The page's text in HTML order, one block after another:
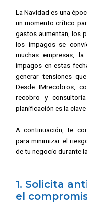
La Navidad es una
un momento crítico
gastos aumentan, los
los impagos se
muchas empresas,
impagos en estas
generar tensiones
Desde IMrecobros,
recobro y
planificación es la
A continuación, te
para minimizar el
de tu negocio durante
1. Solicita
el